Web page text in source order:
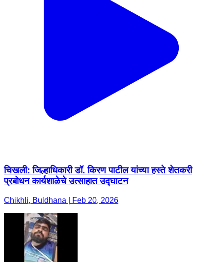
चिखली: जिल्हाधिकारी डॉ. किरण पाटील यांच्या हस्ते शेतकरी
प्रबोधन कार्यशाळेचे उत्साहात उद्घाटन
Chikhli, Buldhana | Feb 20, 2026